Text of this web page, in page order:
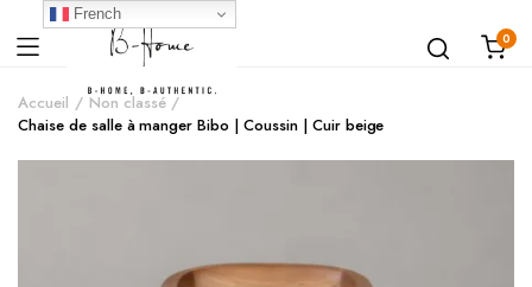
0
Accueil
Non classé
Chaise de salle à manger Bibo | Coussin | Cuir beige
French